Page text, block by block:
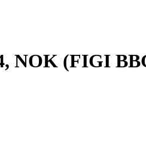
NOK (FIGI